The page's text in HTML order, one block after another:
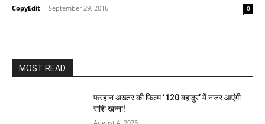
CopyEdit - September 29, 2016 0
MOST READ
फरहान अख्तर की फिल्म ‘120 बहादुर’ में नजर आएंगी
राशि खन्ना!